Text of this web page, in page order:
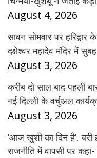
August 4, 2026
सावन सोमवार पर
दक्षेश्वर महादेव मंदिर में
August 3, 2026
करीब दो साल बाद पहली
नई दिल्ली के वर्चुअल
August 3, 2026
‘आज खुशी का दिन है’,
राजनीति में वापसी पर कहा-